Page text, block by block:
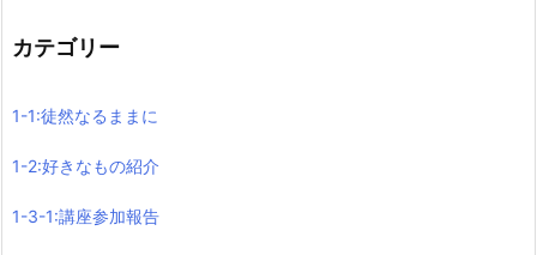
カテゴリー
1-1:徒然なるままに
1-2:好きなもの紹介
1-3-1:講座参加報告